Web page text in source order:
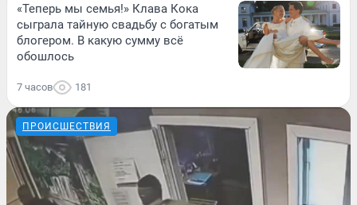
«Теперь мы семья!» Клава Кока
сыграла тайную свадьбу с богатым
блогером. В какую сумму всё
обошлось
7 часов 181
ПРОИСШЕСТВИЯ